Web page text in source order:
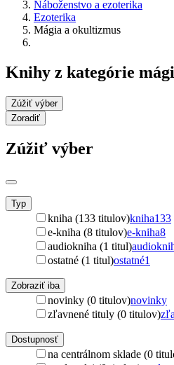
Náboženstvo a ezoterika
Ezoterika
Mágia a okultizmus
Knihy z kategórie
Zúžiť výber
Zoradiť
Zúžiť výber
Typ
kniha (133 titulov)kniha133
e-kniha (8 titulov)e-kniha8
audiokniha (1 titul)
ostatné (1 titul)ostatné1
Zobraziť iba
novinky (0 titulov)novinky
zľavnené tituly (0 titulov)
Dostupnosť
na centrálnom sklade (0